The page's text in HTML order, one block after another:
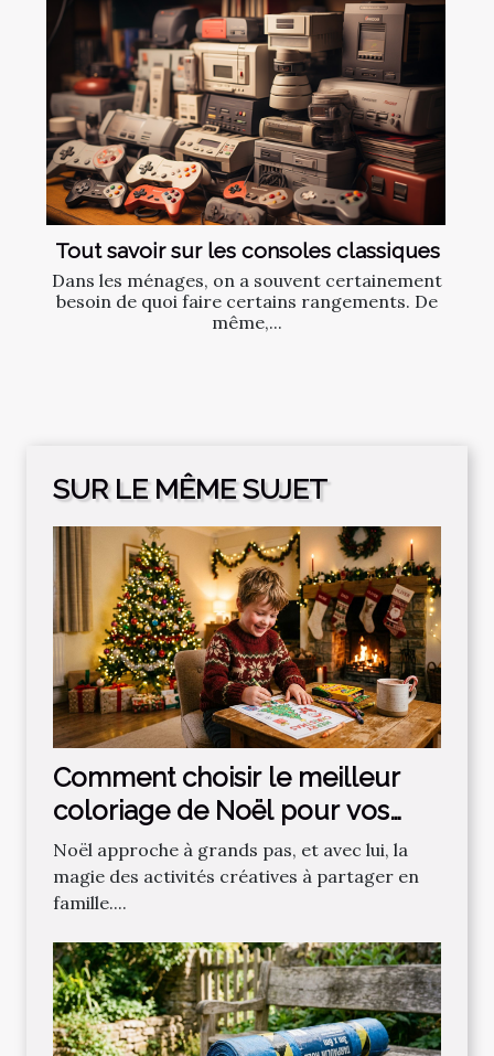
Tout savoir sur les consoles classiques
Dans les ménages, on a souvent certainement
besoin de quoi faire certains rangements. De
même,...
SUR LE MÊME SUJET
Comment choisir le meilleur
coloriage de Noël pour vos
enfants ?
Noël approche à grands pas, et avec lui, la
magie des activités créatives à partager en
famille....